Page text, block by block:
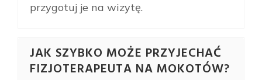
przygotuj je na wizytę.
JAK SZYBKO MOŻE PRZYJECHAĆ
FIZJOTERAPEUTA NA MOKOTÓW?